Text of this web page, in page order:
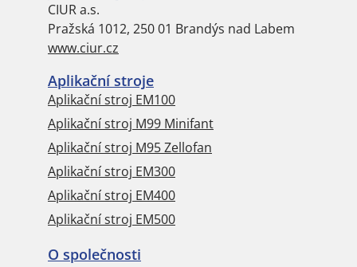
CIUR a.s.
Pražská 1012, 250 01 Brandýs nad Labem
www.ciur.cz
Aplikační stroje
Aplikační stroj EM100
Aplikační stroj M99 Minifant
Aplikační stroj M95 Zellofan
Aplikační stroj EM300
Aplikační stroj EM400
Aplikační stroj EM500
O společnosti